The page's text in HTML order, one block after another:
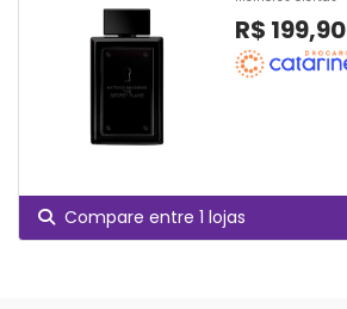
R$ 199,90
Compare entre 1 lojas